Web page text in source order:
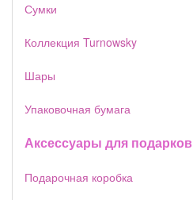
Сумки
Коллекция Turnowsky
Шары
Упаковочная бумага
Аксессуары для подарков
Подарочная коробка